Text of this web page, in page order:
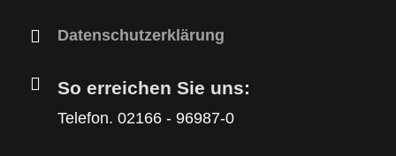
Datenschutzerklärung
So erreichen Sie uns:
Telefon. 02166 - 96987-0